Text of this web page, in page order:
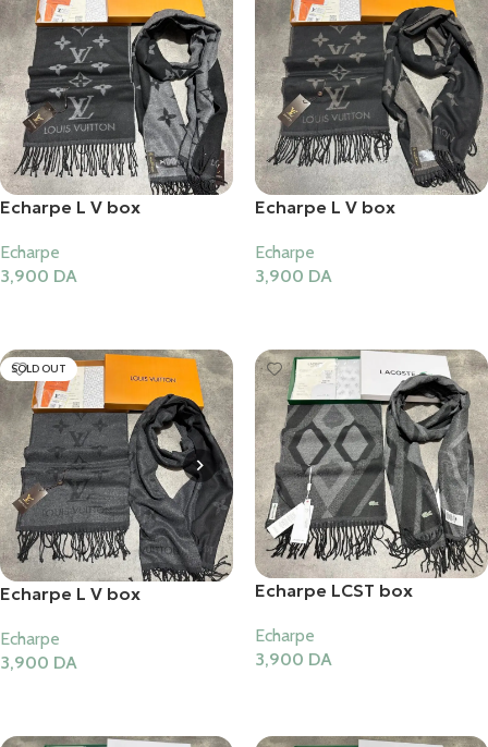
Echarpe L V box
Echarpe
3,900 DA
Echarpe L V box
Echarpe
3,900 DA
SOLD OUT
Echarpe L V box
Echarpe
3,900 DA
Echarpe LCST box
Echarpe
3,900 DA